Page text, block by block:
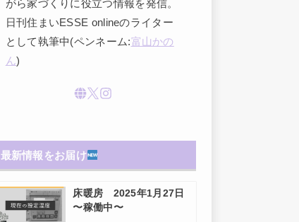
がら家づくりに役立つ情報を発信。
日刊住まいESSE onlineのライター
として執筆中(ペンネーム:富山かの
ん)
最新情報をお届け
床暖房 2025年1月27日
〜稼働中〜